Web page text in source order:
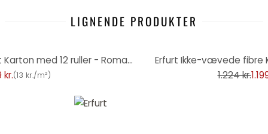
LIGNENDE PRODUKTER
Erfurt ikke-vævet Fleecetapet Karton med 12 ruller - Romantic hvid
kr.(13 kr./m²)
Erfurt Ikke-vævede fibre
1.224 kr.